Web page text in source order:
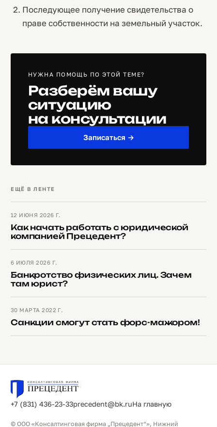
Последующее получение свидетельства о
праве собственности на земельный участок.
НУЖНА ПОМОЩЬ ПО ЭТОЙ ТЕМЕ?
Разберём вашу
ситуацию
на консультации
Записаться →
ЕЩЁ В ЛЕНТЕ
12 ИЮНЯ 2026 Г.
Как начать работать с юридической
компанией Прецедент?
6 ИЮЛЯ 2026 Г.
Банкротство физических лиц. Зачем
там юрист?
30 МАРТА 2022 Г.
Санкции смогут стать форс-мажором!
+7 (831) 436-23-33precedent@bk.ruНа главную
© ООО «Консалтинговая фирма „Прецедент“», Нижний